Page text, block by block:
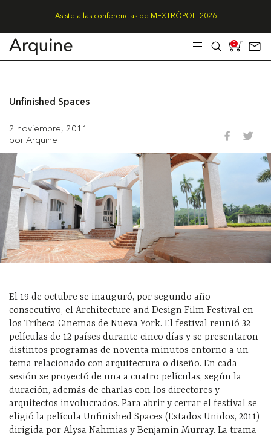
Asiste a las conferencias de MEXTRÓPOLI 2026
0
Unfinished Spaces
2 noviembre, 2011
por Arquine
El 19 de octubre se inauguró, por segundo año
consecutivo, el Architecture and Design Film Festival en
los Tribeca Cinemas de Nueva York. El festival reunió 32
películas de 12 países durante cinco días y se presentaron
distintos programas de noventa minutos entorno a un
tema relacionado con arquitectura o diseño. En cada
sesión se proyectó de una a cuatro películas, según la
duración, además de charlas con los directores y
arquitectos involucrados. Para abrir y cerrar el festival se
eligió la película Unfinished Spaces (Estados Unidos, 2011)
dirigida por Alysa Nahmias y Benjamin Murray. La trama